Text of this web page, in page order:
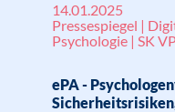
14.01.2025
Pressespiegel |
Psychologie | SK
ePA -